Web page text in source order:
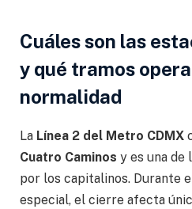
Cuáles son las
y qué tramos
normalidad
La Línea 2 del Metro CDMX
Cuatro Caminos y es una de
por los capitalinos. Durante
especial, el cierre afecta